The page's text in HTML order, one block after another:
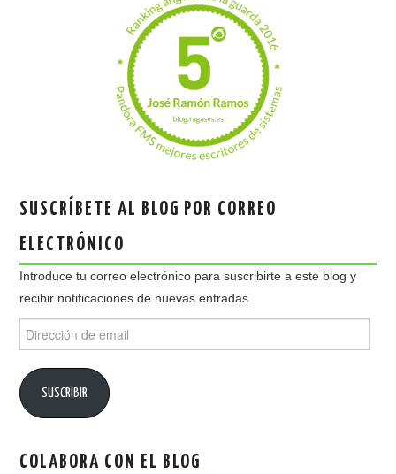
SUSCRÍBETE AL BLOG POR CORREO
ELECTRÓNICO
Introduce tu correo electrónico para suscribirte a este blog y
recibir notificaciones de nuevas entradas.
de
SUSCRIBIR
COLABORA CON EL BLOG